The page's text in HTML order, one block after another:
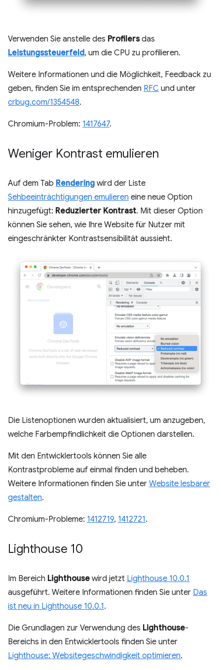
Verwenden Sie anstelle des Profilersdas
Leistungssteuerfeld, um die CPU zu profilieren.
Weitere Informationen und die Möglichkeit, Feedback zu
geben, finden Sie im entsprechenden RFC und unter
crbug.com/1354548.
Chromium-Problem: 1417647.
Weniger Kontrast emulieren
Auf dem Tab Rendering wird der Liste
Sehbeeinträchtigungen emulieren eine neue Option
hinzugefügt: Reduzierter Kontrast. Mit dieser Option
können Sie sehen, wie Ihre Website für Nutzer mit
eingeschränkter Kontrastsensibilität aussieht.
Die Listenoptionen wurden aktualisiert, um anzugeben,
welche Farbempfindlichkeit die Optionen darstellen.
Mit den Entwicklertools können Sie alle
Kontrastprobleme auf einmal finden und beheben.
Weitere Informationen finden Sie unter Website lesbarer
gestalten.
Chromium-Probleme: 1412719, 1412721.
Lighthouse 10
Im Bereich Lighthouse wird jetzt Lighthouse 10.0.1
ausgeführt. Weitere Informationen finden Sie unter Das
ist neu in Lighthouse 10.0.1.
Die Grundlagen zur Verwendung des Lighthouse-
Bereichs in den Entwicklertools finden Sie unter
Lighthouse: Websitegeschwindigkeit optimieren.